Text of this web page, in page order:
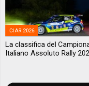
CIAR 2026
La classifica del
Italiano Assoluto Rally